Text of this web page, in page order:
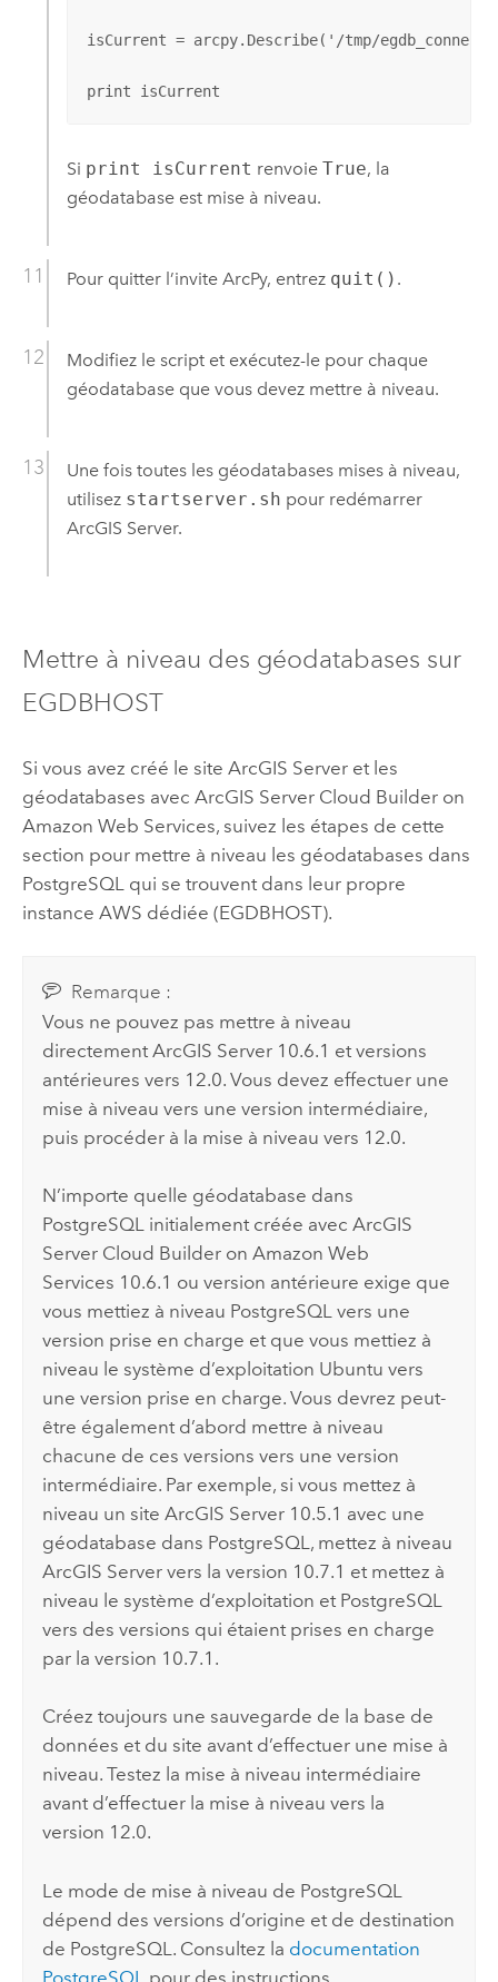
isCurrent = arcpy.Describe('/tmp/
print isCurrent
Si print isCurrent renvoie True, la
géodatabase est mise à niveau.
Pour quitter l’invite ArcPy, entrez quit() .
Modifiez le script et exécutez-le pour chaque
géodatabase que vous devez mettre à niveau.
Une fois toutes les géodatabases mises à niveau,
utilisez startserver.sh pour redémarrer
ArcGIS Server.
Mettre à niveau des géodatabases sur
EGDBHOST
Si vous avez créé le site ArcGIS Serveret les
géodatabases avec ArcGIS Server Cloud Builder on
Amazon Web Services, suivez les étapes de cette
section pour mettre à niveau les géodatabases dans
PostgreSQL qui se trouvent dans leur propre
instance AWS dédiée (EGDBHOST).
Remarque :
Vous ne pouvez pas mettre à niveau
directementArcGIS Server 10.6.1 et versions
antérieures vers 12.0. Vous devez effectuer une
mise à niveau vers une version intermédiaire,
puis procéder à la mise à niveau vers 12.0.
N’importe quelle géodatabase dans
PostgreSQL initialement créée avecArcGIS
Server Cloud Builder on Amazon Web
Services 10.6.1 ou version antérieure exige que
vous mettiez à niveau PostgreSQL vers une
version prise en charge et que vous mettiez à
niveau le système d’exploitation Ubuntu vers
une version prise en charge. Vous devrez peut-
être également d’abord mettre à niveau
chacune de ces versions vers une version
intermédiaire. Par exemple, si vous mettez à
niveau un siteArcGIS Server 10.5.1 avec une
géodatabase dans PostgreSQL, mettez à niveau
ArcGIS Server vers la version 10.7.1 et mettez à
niveau le système d’exploitation et PostgreSQL
vers des versions qui étaient prises en charge
par la version 10.7.1.
Créez toujours une sauvegarde de la base de
données et du site avant d’effectuer une mise à
niveau. Testez la mise à niveau intermédiaire
avant d’effectuer la mise à niveau vers la
version 12.0.
Le mode de mise à niveau de PostgreSQL
dépend des versions d’origine et de destination
de PostgreSQL . Consultez la documentation
PostgreSQL pour des instructions.